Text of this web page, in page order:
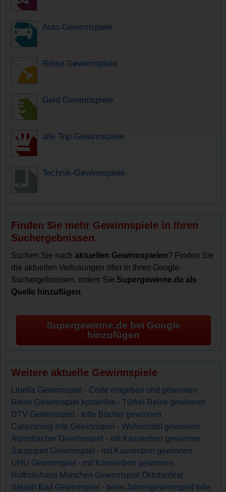
Auto Gewinnspiele
Reise Gewinnspiele
Geld Gewinnspiele
alle Top Gewinnspiele
Technik-Gewinnspiele
Finden Sie mehr Gewinnspiele in Ihren
Suchergebnissen.
Suchen Sie nachaktuellen Gewinnspielen? Finden Sie
die aktuellen Verlosungen öfter in Ihren Google-
Suchergebnissen, indem Sie Supergewinne.de als
Quelle hinzufügen.
Supergewinne.de bei Google
hinzufügen
Weitere aktuelle Gewinnspiele
Libella Gewinnspiel - Code eingeben und gewinnen
Reise Gewinnspiel kostenlos - Türkei Reise gewinnen
DTV Gewinnspiel - tolle Bücher gewinnen
Caravaning Info Gewinnspiel - Wohnmobil gewinnen
Alpirsbacher Gewinnspiel - mit Kassenbon gewinnen
Saupiquet Gewinnspiel - mit Kassenbon gewinnen
UHU Gewinnspiel - mit Kassenbon gewinnen
Hofbräuhaus München Gewinnspiel Oktoberfest
Splash Bad Gewinnspiel - beim Jahresgewinnspiel tolle